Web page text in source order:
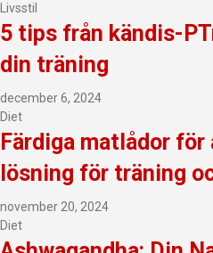
Livsstil
5 tips från kändis-
din träning
december 6, 2024
Diet
Färdiga matlådor
lösning för träning
november 20, 2024
Diet